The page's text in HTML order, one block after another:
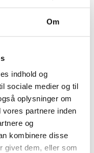
Om
indhold og
sociale medier og til
oplysninger om
partnere inden
og
kombinere disse
givet dem, eller som